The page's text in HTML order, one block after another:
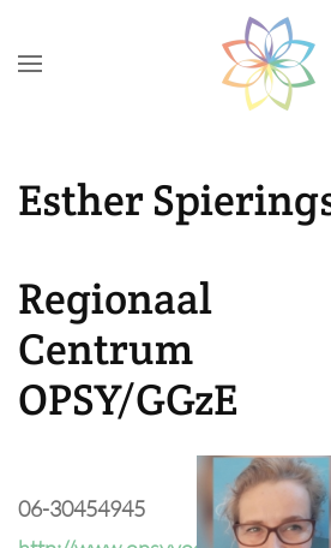
Skip to main content
Esther
Regionaal
Centrum
OPSY/GGzE
06-30454945